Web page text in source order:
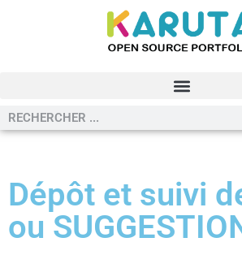
Dépôt et suivi
ou